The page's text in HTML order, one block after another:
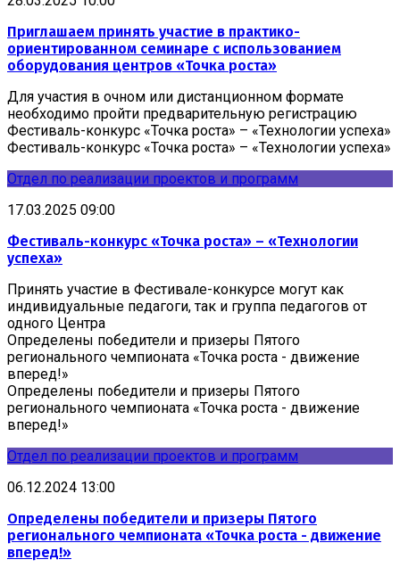
Приглашаем принять участие в практико-
ориентированном семинаре с использованием
оборудования центров «Точка роста»
Для участия в очном или дистанционном формате
необходимо пройти предварительную регистрацию
Фестиваль-конкурс «Точка роста» – «Технологии успеха»
Фестиваль-конкурс «Точка роста» – «Технологии успеха»
Отдел по реализации проектов и программ
17.03.2025 09:00
Фестиваль-конкурс «Точка роста» – «Технологии
успеха»
Принять участие в Фестивале-конкурсе могут как
индивидуальные педагоги, так и группа педагогов от
одного Центра
Определены победители и призеры Пятого
регионального чемпионата «Точка роста - движение
вперед!»
Определены победители и призеры Пятого
регионального чемпионата «Точка роста - движение
вперед!»
Отдел по реализации проектов и программ
06.12.2024 13:00
Определены победители и призеры Пятого
регионального чемпионата «Точка роста - движение
вперед!»